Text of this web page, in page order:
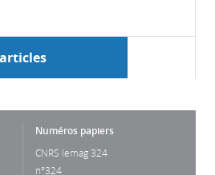
Numéros papiers
CNRS lemag 324
n°324